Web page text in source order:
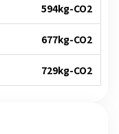
594kg-CO2
677kg-CO2
729kg-CO2